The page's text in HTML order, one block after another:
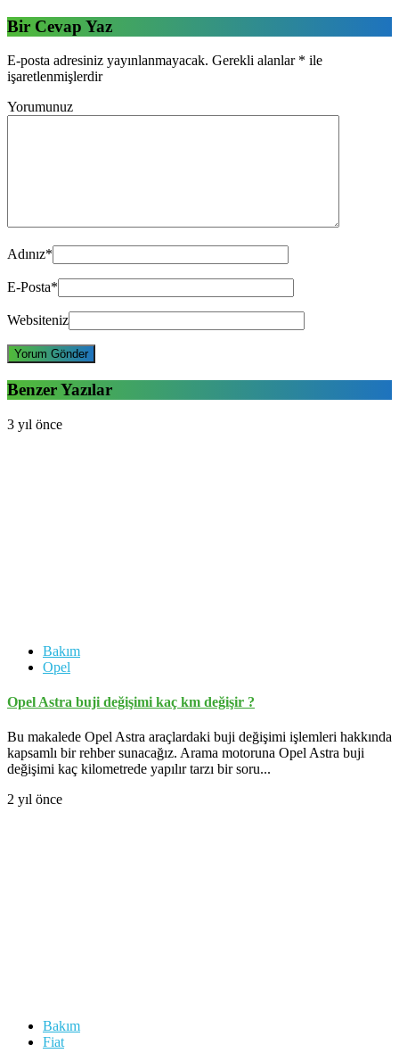
Bir Cevap Yaz
E-posta adresiniz yayınlanmayacak. Gerekli alanlar * ile
işaretlenmişlerdir
Yorumunuz
Adınız*
E-Posta*
Websiteniz
Benzer Yazılar
3 yıl önce
Bakım
Opel
Opel Astra buji değişimi kaç km değişir ?
Bu makalede Opel Astra araçlardaki buji değişimi işlemleri hakkında
kapsamlı bir rehber sunacağız. Arama motoruna Opel Astra buji
değişimi kaç kilometrede yapılır tarzı bir soru...
2 yıl önce
Bakım
Fiat